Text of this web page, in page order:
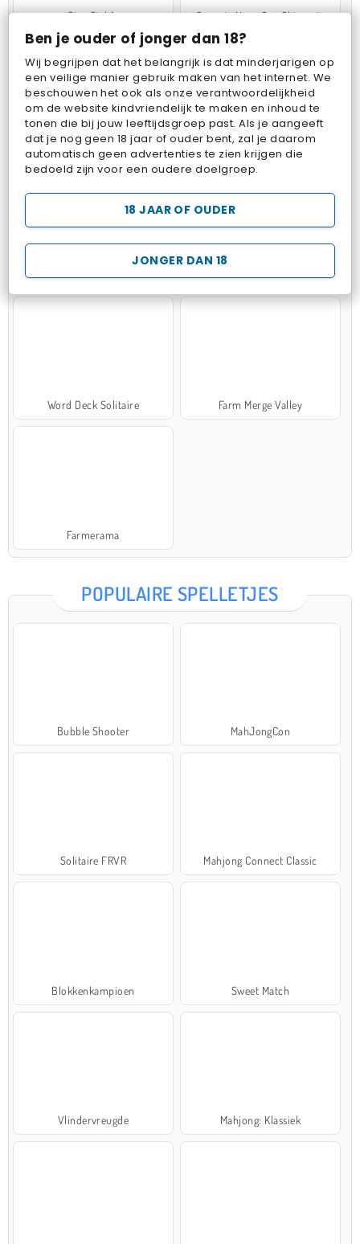
Ben je ouder of jonger dan 18?
Wij begrijpen dat het belangrijk is dat minderjarigen op
een veilige manier gebruik maken van het internet. We
beschouwen het ook als onze verantwoordelijkheid
om de website kindvriendelijk te maken en inhoud te
tonen die bij jouw leeftijdsgroep past. Als je aangeeft
dat je nog geen 18 jaar of ouder bent, zal je daarom
automatisch geen advertenties te zien krijgen die
bedoeld zijn voor een oudere doelgroep.
JONGER DAN 18
18 JAAR OF OUDER
Star Stable Operate Now: Oor Chirurgie
Cake Merge 2 Woolloop! Color Puzzle
Zen Solitaire Marble Sort
Word Deck Solitaire Farm Merge Valley
Farmerama
POPULAIRE SPELLETJES
Bubble Shooter MahJongCon
Solitaire FRVR Mahjong Connect Classic
Blokkenkampioen Sweet Match
Vlindervreugde Mahjong: Klassiek